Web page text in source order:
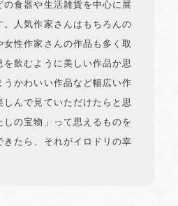
の食器や生活雑貨を中心に展
。人気作家さんはもちろんの
女性作家さんの作品も多く取
を飲むように美しい作品か思
うかわいい作品など幅広い作
しんで見ていただけたらと思
しの宝物」って思えるものを
きたら、それがイロドリの幸